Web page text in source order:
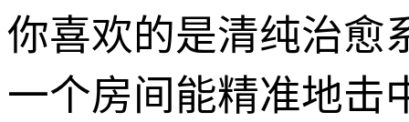
你喜欢的是清纯治愈
一个房间能精准地击